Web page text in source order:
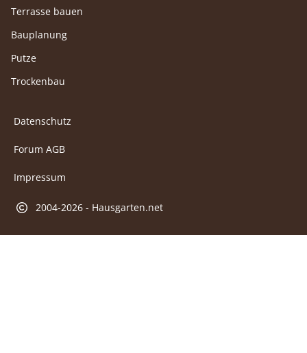
Terrasse bauen
Bauplanung
Putze
Trockenbau
Datenschutz
Forum AGB
Impressum
2004-2026 - Hausgarten.net